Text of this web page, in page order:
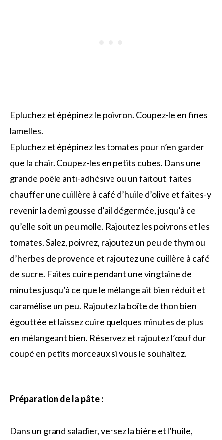
Epluchez et épépinez le poivron. Coupez-le en fines
lamelles.
Epluchez et épépinez les tomates pour n’en garder
que la chair. Coupez-les en petits cubes. Dans une
grande poêle anti-adhésive ou un faitout, faites
chauffer une cuillère à café d’huile d’olive et faites-y
revenir la demi gousse d’ail dégermée, jusqu’à ce
qu’elle soit un peu molle. Rajoutez les poivrons et les
tomates. Salez, poivrez, rajoutez un peu de thym ou
d’herbes de provence et rajoutez une cuillère à café
de sucre. Faites cuire pendant une vingtaine de
minutes jusqu’à ce que le mélange ait bien réduit et
caramélise un peu. Rajoutez la boîte de thon bien
égouttée et laissez cuire quelques minutes de plus
en mélangeant bien. Réservez et rajoutez l’œuf dur
coupé en petits morceaux si vous le souhaitez.
Préparation de la pâte :
Dans un grand saladier, versez la bière et l’huile,